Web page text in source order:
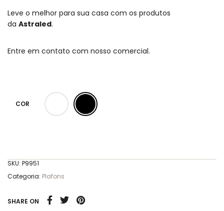
Leve o melhor para sua casa com os produtos
da Astraled.
Entre em contato com nosso comercial.
COR
SKU: P9951
Categoria: Plafons
SHARE ON